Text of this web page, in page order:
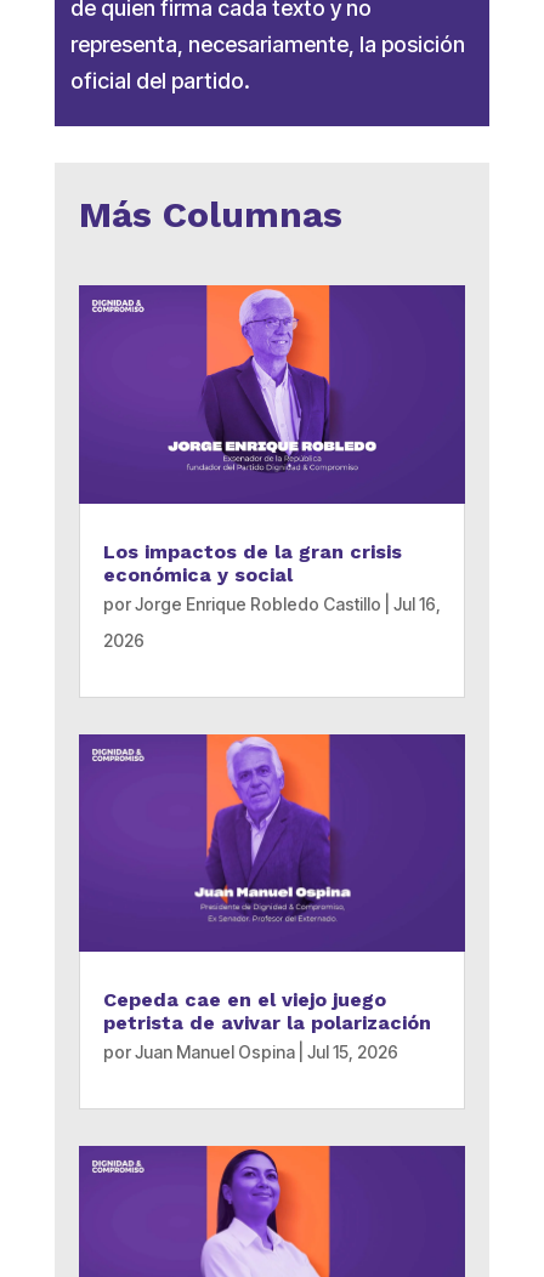
de quien firma cada texto y no
representa, necesariamente, la posición
oficial del partido.
Más Columnas
Los impactos de la gran crisis
económica y social
porJorge Enrique Robledo Castillo
Jul 16,
2026
Cepeda cae en el viejo juego
petrista de avivar la polarización
porJuan Manuel Ospina| Jul 15, 2026